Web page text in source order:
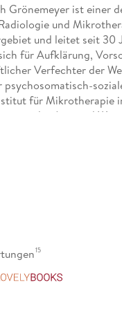
Grönemeyer ist einer
und
und leitet seit
für Aufklärung,
Verfechter der
psychosomatisch-
für Mikrotherapie
Arzt und
15